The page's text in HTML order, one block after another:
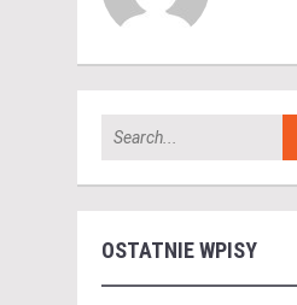
OSTATNIE WPISY